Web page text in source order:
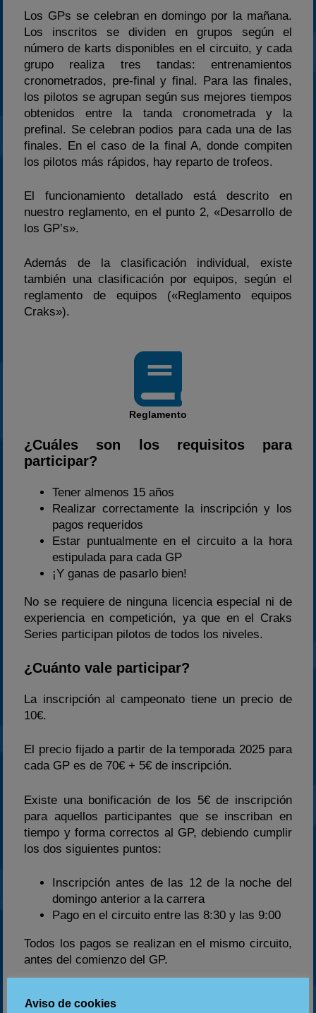
Los GPs se celebran en domingo por la mañana.
Los inscritos se dividen en grupos según el
número de karts disponibles en el circuito, y cada
grupo realiza tres tandas: entrenamientos
cronometrados, pre-final y final. Para las finales,
los pilotos se agrupan según sus mejores tiempos
obtenidos entre la tanda cronometrada y la
prefinal. Se celebran podios para cada una de las
finales. En el caso de la final A, donde compiten
los pilotos más rápidos, hay reparto de trofeos.
El funcionamiento detallado está descrito en
nuestro reglamento, en el punto 2, «Desarrollo de
los GP’s».
Además de la clasificación individual, existe
también una clasificación por equipos, según el
reglamento de equipos («Reglamento equipos
Craks»).
Reglamento
¿Cuáles son los requisitos para
participar?
Tener almenos 15 años
Realizar correctamente la inscripción y los
pagos requeridos
Estar puntualmente en el circuito a la hora
estipulada para cada GP
¡Y ganas de pasarlo bien!
No se requiere de ninguna licencia especial ni de
experiencia en competición, ya que en el Craks
Series participan pilotos de todos los niveles.
¿Cuánto vale participar?
La inscripción al campeonato tiene un precio de
10€.
El precio fijado a partir de la temporada 2025 para
cada GP es de 70€ + 5€ de inscripción.
Existe una bonificación de los 5€ de inscripción
para aquellos participantes que se inscriban en
tiempo y forma correctos al GP, debiendo cumplir
los dos siguientes puntos:
Inscripción antes de las 12 de la noche del
domingo anterior a la carrera
Pago en el circuito entre las 8:30 y las 9:00
Todos los pagos se realizan en el mismo circuito,
antes del comienzo del GP.
Aviso de cookies